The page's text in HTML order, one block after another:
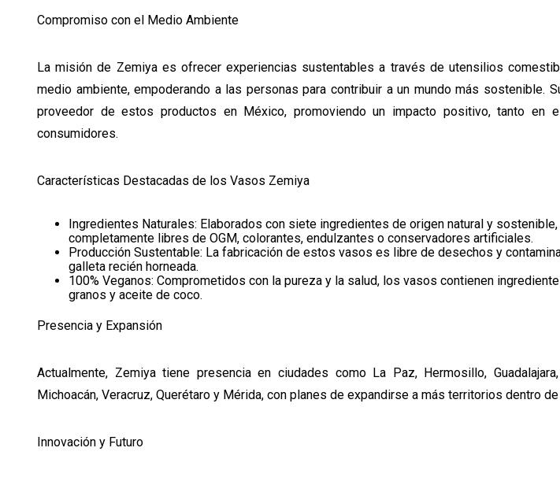
Compromiso con el Medio Ambiente
La misión de Zemiya es ofrecer experiencias sustentables a través de utensilios
medio ambiente, empoderando a las personas para contribuir a un mundo más sostenible.
proveedor de estos productos en México, promoviendo un impacto positivo, tanto en
consumidores.
Características Destacadas de los Vasos Zemiya
Ingredientes Naturales: Elaborados con siete ingredientes de origen natural y
completamente libres de OGM, colorantes, endulzantes o conservadores artificiales.
Producción Sustentable: La fabricación de estos vasos es libre de desechos y
galleta recién horneada.
100% Veganos: Comprometidos con la pureza y la salud, los vasos contienen
granos y aceite de coco.
Presencia y Expansión
Actualmente, Zemiya tiene presencia en ciudades como La Paz, Hermosillo,
Michoacán, Veracruz, Querétaro y Mérida, con planes de expandirse a más territorios dentro
Innovación y Futuro